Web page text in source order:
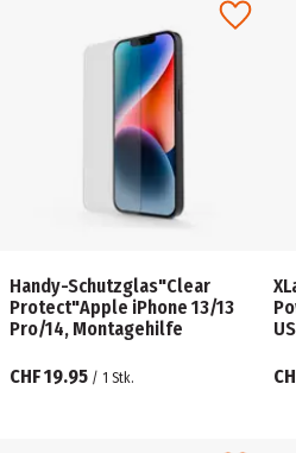
Handy-Schutzglas"Clear
Protect"Apple iPhone 13/13
Pro/14, Montagehilfe
CHF 19.95 / 1 Stk.